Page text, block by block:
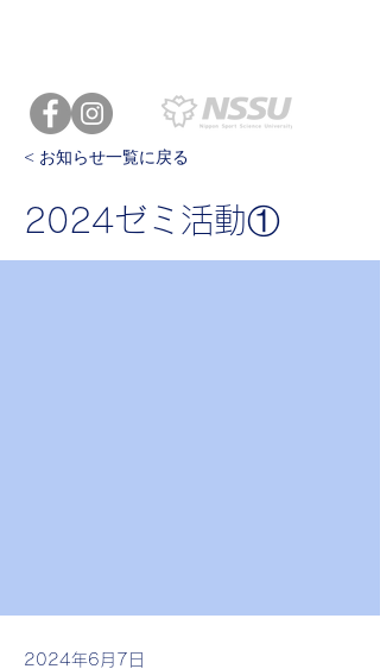
< お知らせ一覧に戻る
2024ゼミ活動①
2024年6月7日